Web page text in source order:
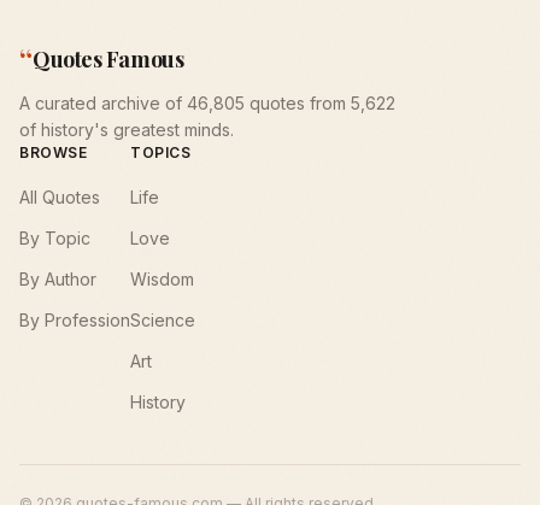
“Quotes Famous
A curated archive of 46,805 quotes from 5,622
of history's greatest minds.
BROWSE
All Quotes
By Topic
By Author
By Profession
TOPICS
Life
Love
Wisdom
Science
Art
History